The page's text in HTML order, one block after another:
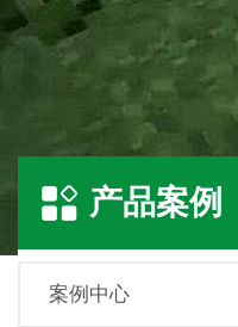
产品案例
案例中心